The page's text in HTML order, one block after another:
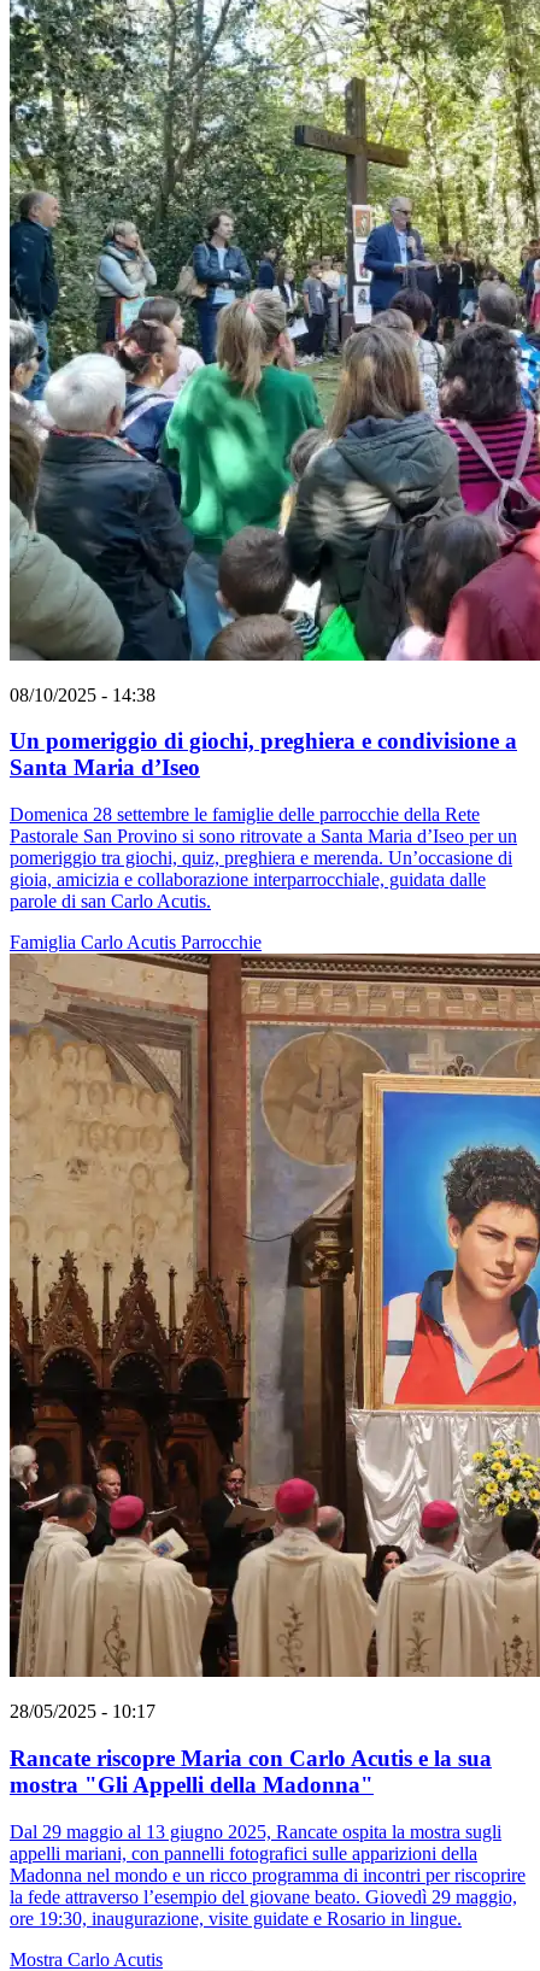
08/10/2025 - 14:38
Un pomeriggio di giochi, preghiera e condivisione a
Santa Maria d’Iseo
Domenica 28 settembre le famiglie delle parrocchie della Rete
Pastorale San Provino si sono ritrovate a Santa Maria d’Iseo per un
pomeriggio tra giochi, quiz, preghiera e merenda. Un’occasione di
gioia, amicizia e collaborazione interparrocchiale, guidata dalle
parole di san Carlo Acutis.
Famiglia Carlo Acutis Parrocchie
28/05/2025 - 10:17
Rancate riscopre Maria con Carlo Acutis e la sua
mostra "Gli Appelli della Madonna"
Dal 29 maggio al 13 giugno 2025, Rancate ospita la mostra sugli
appelli mariani, con pannelli fotografici sulle apparizioni della
Madonna nel mondo e un ricco programma di incontri per riscoprire
la fede attraverso l’esempio del giovane beato. Giovedì 29 maggio,
ore 19:30, inaugurazione, visite guidate e Rosario in lingue.
Mostra Carlo Acutis